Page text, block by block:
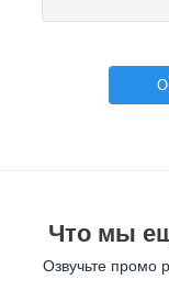
Что мы
Озвучьте промо